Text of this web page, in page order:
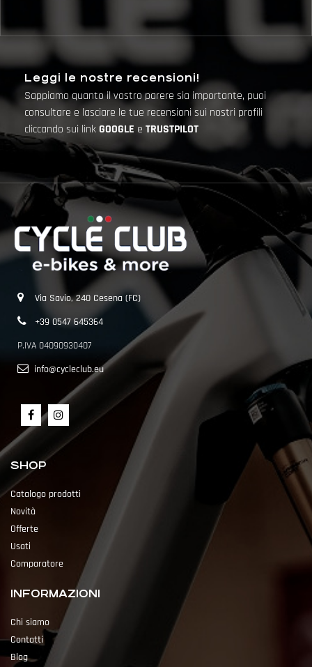
Leggi le nostre recensioni!
Sappiamo quanto il vostro parere sia importante, puoi
consultare e lasciare le tue recensioni sui nostri profili
cliccando sui linkGOOGLE e TRUSTPILOT
Via Savio, 240 Cesena (FC)
+39 0547 645364
P.IVA 04090930407
info@cycleclub.eu
SHOP
Catalogo prodotti
Novità
Offerte
Usati
Comparatore
INFORMAZIONI
Chi siamo
Contatti
Blog